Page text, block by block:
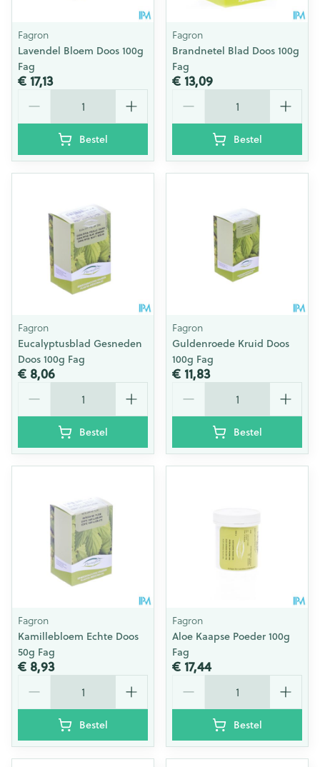
Fagron
Lavendel Bloem Doos 100g
Fag
€ 17,13
Bestel
Fagron
Brandnetel Blad Doos 100g
Fag
€ 13,09
Bestel
Fagron
Eucalyptusblad Gesneden
Doos 100g Fag
€ 8,06
Bestel
Fagron
Guldenroede Kruid Doos
100g Fag
€ 11,83
Bestel
Fagron
Kamillebloem Echte Doos
50g Fag
€ 8,93
Bestel
Fagron
Aloe Kaapse Poeder 100g
Fag
€ 17,44
Bestel